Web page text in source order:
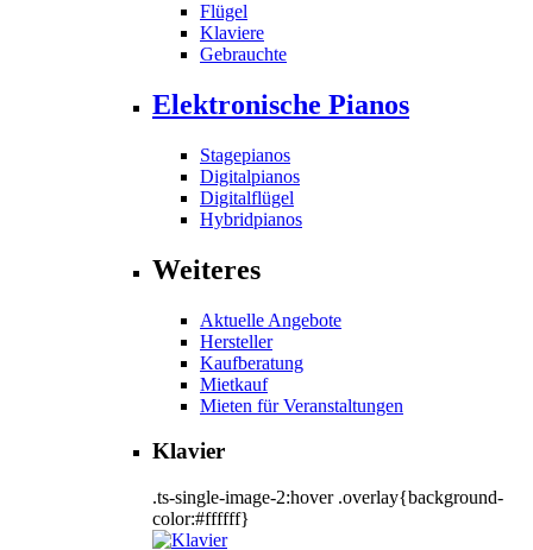
Flügel
Klaviere
Gebrauchte
Elektronische Pianos
Stagepianos
Digitalpianos
Digitalflügel
Hybridpianos
Weiteres
Aktuelle Angebote
Hersteller
Kaufberatung
Mietkauf
Mieten für Veranstaltungen
Klavier
.ts-single-image-2:hover .overlay{background-
color:#ffffff}